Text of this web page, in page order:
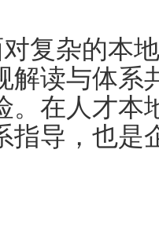
复杂的本
解读与体系
。在人才本
指导，也是